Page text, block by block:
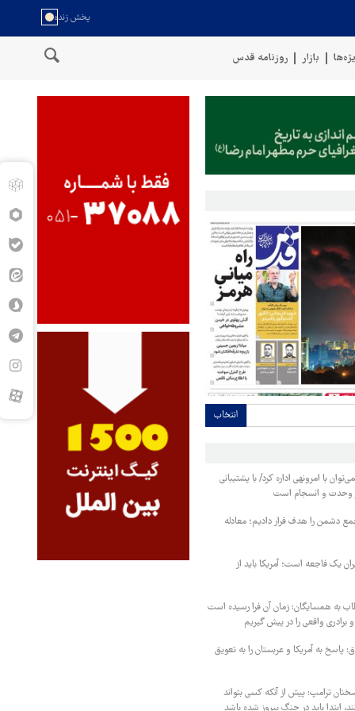
بازار روزنامه قدس
انتخاب
با امرونهی اداره کرد/ با پشتیبانی
وحدت و انسجام است
دشمن را هدف قرار دادیم؛ معادله
یک فاجعه است؛ آمریکا باید از
به همسایگان: زمان آن فرا رسیده است
واقعی را در پیش گیریم
پاسخ به آمریکا و عربستان را به تعویق
ترامپ: پیش از آنکه کسی بتواند